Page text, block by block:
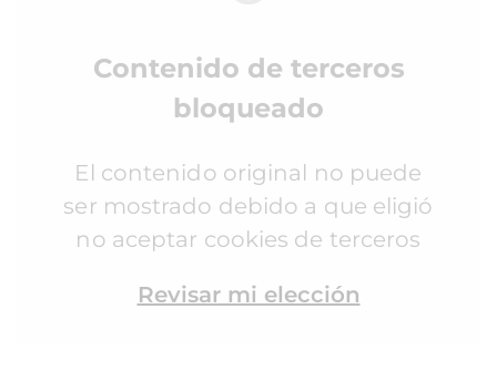
Contenido de terceros
bloqueado
El contenido original no puede
ser mostrado debido a que eligió
no aceptar cookies de terceros
Revisar mi elección